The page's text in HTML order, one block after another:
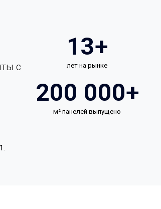
с
13+
лет на рынке
200 000+
м² панелей выпущено